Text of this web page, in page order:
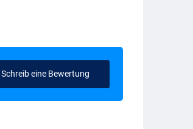
Schreib eine Bewertung